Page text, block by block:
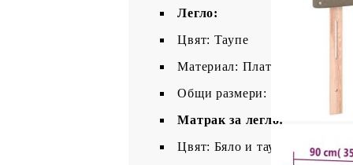
Легло:
Цвят: Таупе
Материал: Плат (100%
Общи размери: 203 x 90 x
Матрак за легло:
Цвят: Бяло и таупе